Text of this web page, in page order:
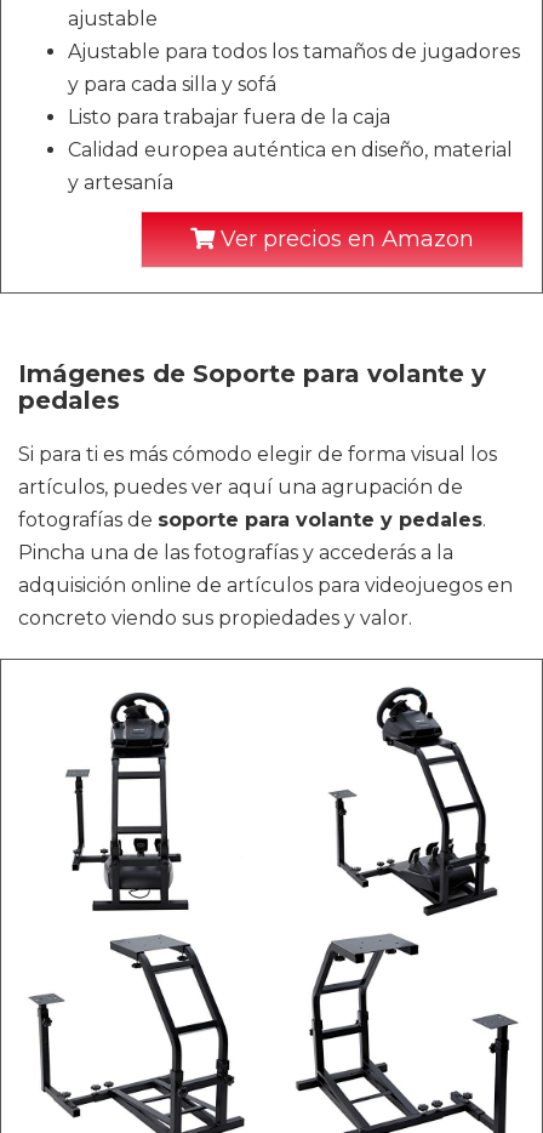
ajustable
Ajustable para todos los tamaños de jugadores
y para cada silla y sofá
Listo para trabajar fuera de la caja
Calidad europea auténtica en diseño, material
y artesanía
Ver precios en Amazon
Imágenes de Soporte para volante y
pedales
Si para ti es más cómodo elegir de forma visual los
artículos, puedes ver aquí una agrupación de
fotografías de soporte para volante y pedales.
Pincha una de las fotografías y accederás a la
adquisición online de artículos para videojuegos en
concreto viendo sus propiedades y valor.